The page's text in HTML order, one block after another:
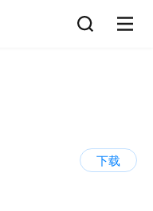
下载